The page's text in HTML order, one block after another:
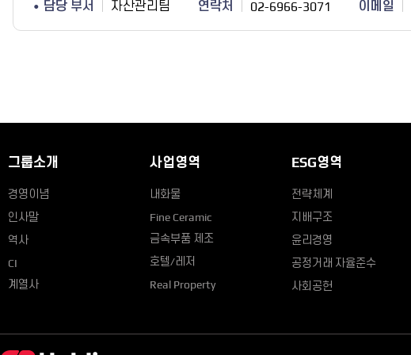
담당 부서 자산관리팀 연락처 02-6966-3071 이메일
그룹소개
경영이념
인사말
역사
CI
계열사
사업영역
내화물
Fine Ceramic
금속부품 제조
호텔/레저
Real Property
ESG영역
전략체계
지배구조
윤리경영
공정거래 자율준수
사회공헌